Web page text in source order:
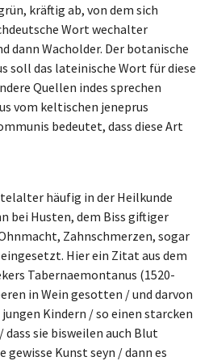
kräftig ab, von dem sich
Wort wechalter
dann Wacholder. Der botanische
soll das lateinische Wort für diese
Quellen indes sprechen
vom keltischen jeneprus
bedeutet, dass diese Art
häufig in der Heilkunde
bei Husten, dem Biss giftiger
Zahnschmerzen, sogar
Hier ein Zitat aus dem
Tabernaemontanus (1520-
in Wein gesotten / und darvon
Kindern / so einen starcken
sie bisweilen auch Blut
gewisse Kunst seyn / dann es